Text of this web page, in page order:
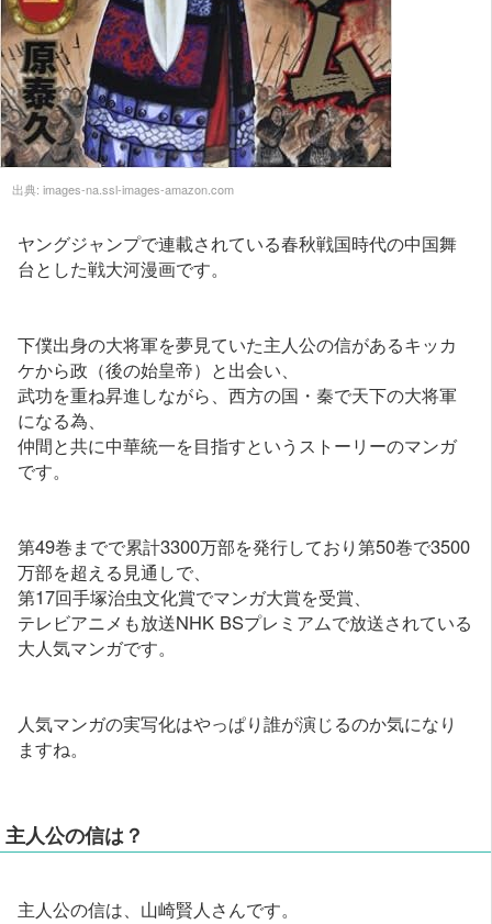
出典: images-na.ssl-images-amazon.com
ヤングジャンプで連載されている春秋戦国時代の中国舞
台とした戦大河漫画です。
下僕出身の大将軍を夢見ていた主人公の信があるキッカ
ケから政（後の始皇帝）と出会い、
武功を重ね昇進しながら、西方の国・秦で天下の大将軍
になる為、
仲間と共に中華統一を目指すというストーリーのマンガ
です。
第49巻までで累計3300万部を発行しており第50巻で3500
万部を超える見通しで、
第17回手塚治虫文化賞でマンガ大賞を受賞、
テレビアニメも放送NHK BSプレミアムで放送されている
大人気マンガです。
人気マンガの実写化はやっぱり誰が演じるのか気になり
ますね。
主人公の信は？
主人公の信は、山崎賢人さんです。